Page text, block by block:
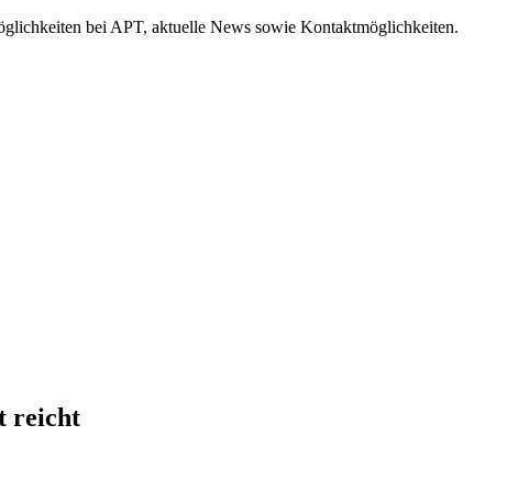
bei APT, aktuelle News sowie Kontaktmöglichkeiten.
reicht